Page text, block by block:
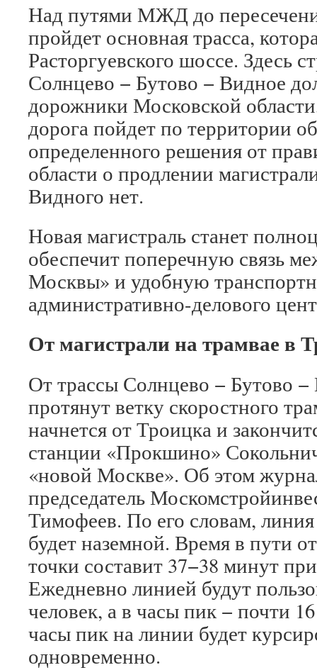
Над путями МЖД до
пройдет основная трасса,
Расторгуевского шоссе. Здесь
Солнцево − Бутово − Видное
дорожники Московской
дорога пойдет по территории
определенного решения от
области о продлении
Видного нет.
Новая магистраль станет
обеспечит поперечную связь
Москвы» и удобную
административно-делового
От магистрали на трамвае в
От трассы Солнцево − Бутово
протянут ветку скоростного
начнется от Троицка и
станции «Прокшино»
«новой Москве». Об этом
председатель
Тимофеев. По его словам,
будет наземной. Время в пути
точки составит 37−38 минут
Ежедневно линией будут
человек, а в часы пик − почти
часы пик на линии будет
одновременно.